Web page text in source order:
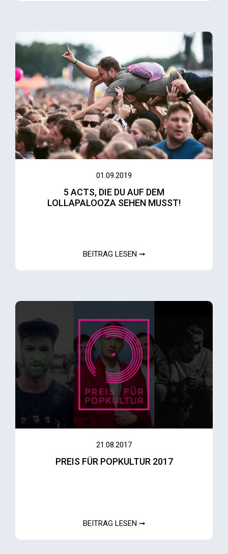
01.09.2019
5 ACTS, DIE DU AUF DEM
LOLLAPALOOZA SEHEN MUSST!
BEITRAG LESEN ➞
21.08.2017
PREIS FÜR POPKULTUR 2017
BEITRAG LESEN ➞